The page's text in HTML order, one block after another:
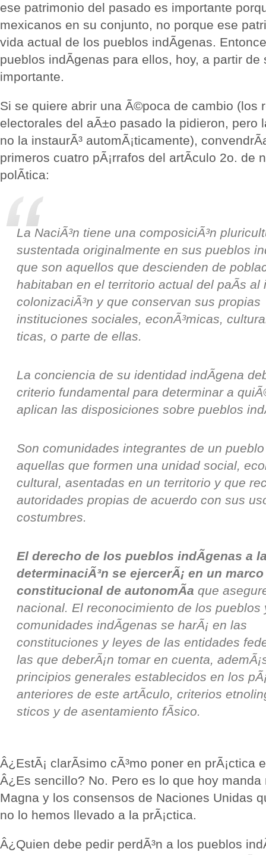
ese patrimonio del pasado es importante
mexicanos en su conjunto, no porque ese
vida actual de los pueblos indÃ­genas.
pueblos indÃ­genas para ellos, hoy, a partir de
importante.
Si se quiere abrir una Ã©poca de cambio (los
electorales del aÃ±o pasado la pidieron, pero
no la instaurÃ³ automÃ¡ticamente),
primeros cuatro pÃ¡rrafos del artÃ­culo 2o. de
polÃ­tica:
La NaciÃ³n tiene una composiciÃ³n
sustentada originalmente en sus pueblos
que son aquellos que descienden de
habitaban en el territorio actual del paÃ­s al
colonizaciÃ³n y que conservan sus propias
instituciones sociales, econÃ³micas,
ticas, o parte de ellas.
La conciencia de su identidad indÃ­gena
criterio fundamental para determinar a
aplican las disposiciones sobre pueblos
Son comunidades integrantes de un
aquellas que formen una unidad social,
cultural, asentadas en un territorio y que
autoridades propias de acuerdo con sus
costumbres.
El derecho de los pueblos indÃ­genas a
determinaciÃ³n se ejercerÃ¡ en un marco
constitucional de autonomÃ­a que
nacional. El reconocimiento de los pueblos
comunidades indÃ­genas se harÃ¡ en las
constituciones y leyes de las entidades
las que deberÃ¡n tomar en cuenta,
principios generales establecidos en los
anteriores de este artÃ­culo, criterios
sticos y de asentamiento fÃ­sico.
Â¿EstÃ¡ clarÃ­simo cÃ³mo poner en prÃ¡ctica
Â¿Es sencillo? No. Pero es lo que hoy manda
Magna y los consensos de Naciones Unidas
no lo hemos llevado a la prÃ¡ctica.
Â¿Quien debe pedir perdÃ³n a los pueblos